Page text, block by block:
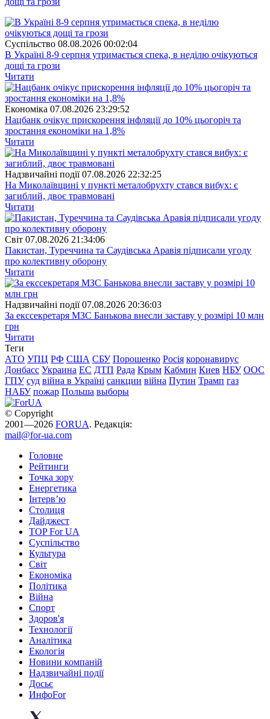
Суспiльство 08.08.2026 00:02:04
В Україні 8-9 серпня утримається спека, в неділю очікуються
дощі та грози
Читати
Економіка 07.08.2026 23:29:52
Нацбанк очікує прискорення інфляції до 10% цьогоріч та
зростання економіки на 1,8%
Читати
Надзвичайні події 07.08.2026 22:32:25
На Миколаївщині у пункті металобрухту стався вибух: є
загиблий, двоє травмовані
Читати
Свiт 07.08.2026 21:34:06
Пакистан, Туреччина та Саудівська Аравія підписали угоду
про колективну оборону
Читати
Надзвичайні події 07.08.2026 20:36:03
За екссекретаря МЗС Банькова внесли заставу у розмірі 10 млн
грн
Читати
Теги
АТО УПЦ РФ США СБУ Порошенко Росія коронавирус
Донбасс Украина ЕС ДТП Рада Крым Кабмин Киев НБУ ООС
ГПУ суд війна в Україні санкции війна Путин Трамп газ
НАБУ пожар Польша выборы
© Copyright
2001—2026 FORUA. Редакція:
mail@for-ua.com
Головне
Рейтинги
Точка зору
Енергетика
Інтерв’ю
Столиця
Дайджест
TOP For UA
Суспiльство
Культура
Світ
Економіка
Політика
Війна
Спорт
Здоров'я
Технології
Аналітика
Екологія
Новини компаній
Надзвичайні події
Досьє
ИнфоFor